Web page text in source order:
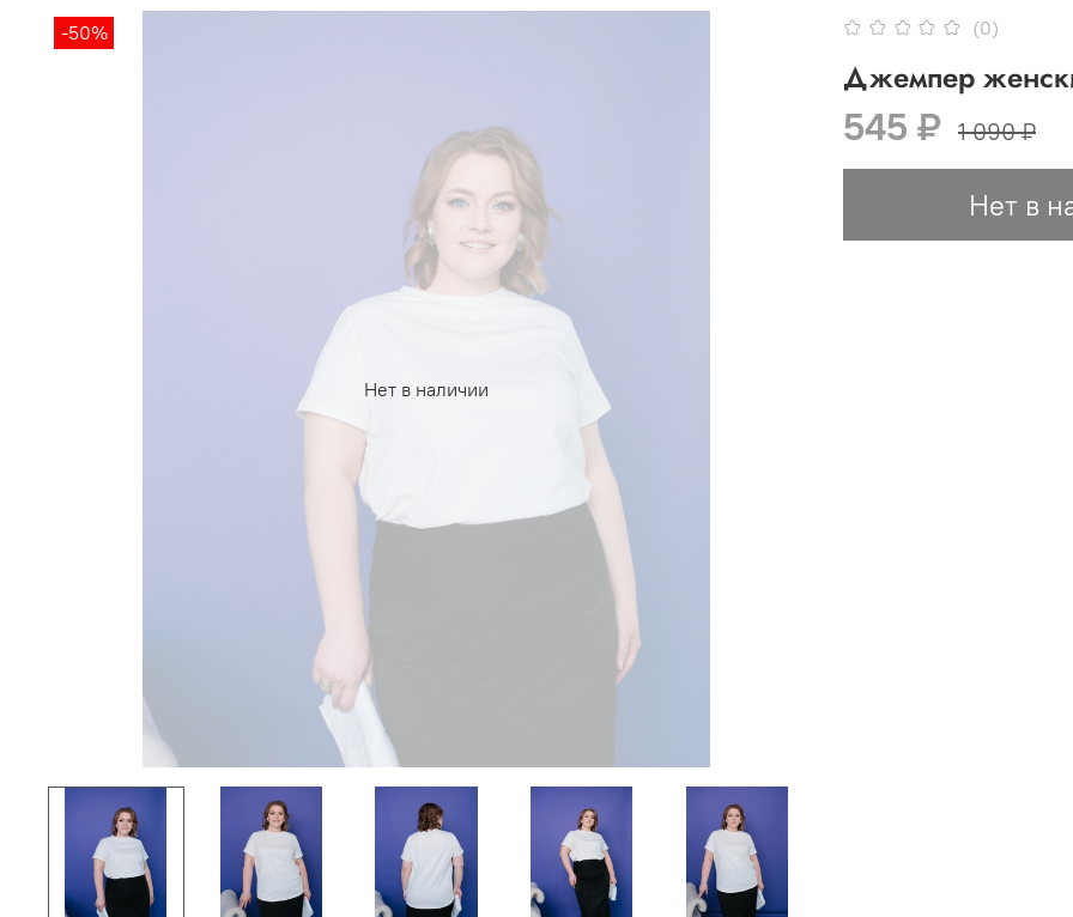
Нет в наличии
-50% (0)
Джемпер
545 ₽ 1 090 ₽
Нет в